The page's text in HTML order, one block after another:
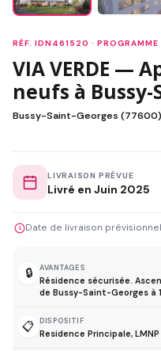
RÉF. IDN461520 · PROGRAMME
VIA VERDE —
neufs à
Bussy-Saint-Georges (77600)
LIVRAISON PRÉVUE
Livré en Juin 2025
Date de livraison
🔒 AVANTAGES
Résidence sécurisée.
de Bussy-Saint-Georges à
📋 DISPOSITIF
Residence Principale, LMNP